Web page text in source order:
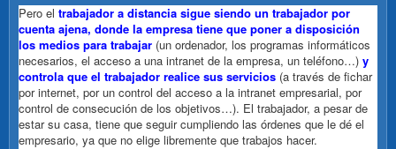
Pero el trabajador a distancia sigue siendo un trabajador por
cuenta ajena, donde la empresa tiene que poner a disposición
los medios para trabajar (un ordenador, los programas informáticos
necesarios, el acceso a una intranet de la empresa, un teléfono…) y
controla que el trabajador realice sus servicios (a través de fichar
por internet, por un control del acceso a la intranet empresarial, por
control de consecución de los objetivos…). El trabajador, a pesar de
estar su casa, tiene que seguir cumpliendo las órdenes que le dé el
empresario, ya que no elige libremente que trabajos hacer.